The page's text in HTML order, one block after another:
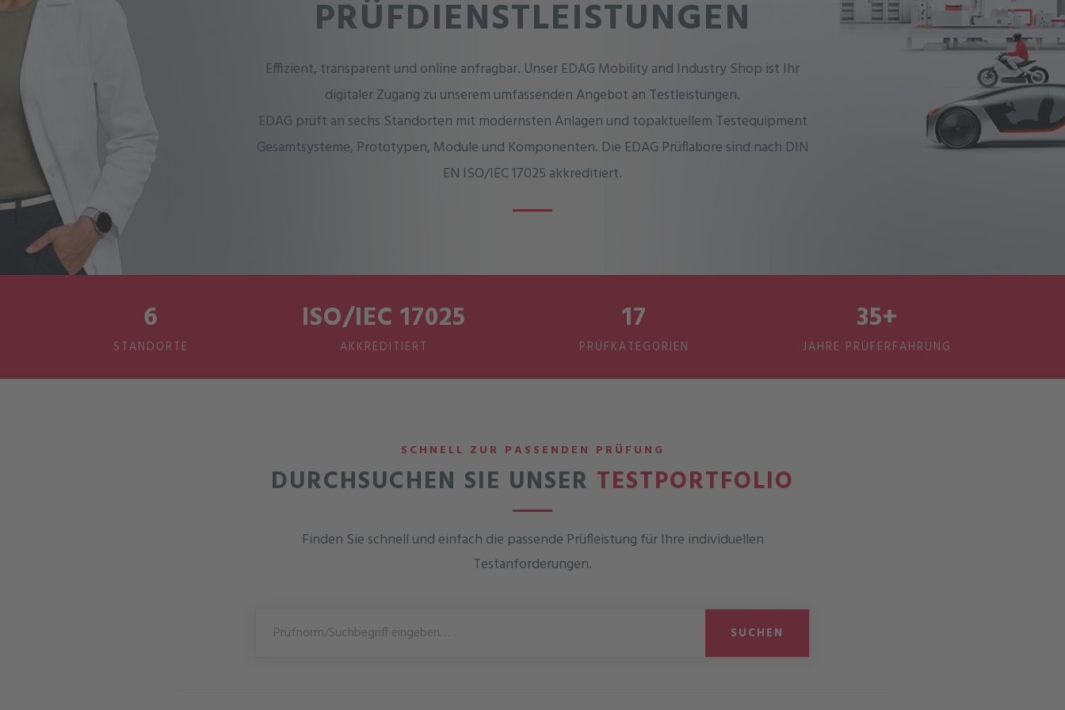
PRÜFDIENSTLEISTUNGEN
Effizient, transparent und online anfragbar. Unser EDAG Mobility and Industry Shop ist Ihr
digitaler Zugang zu unserem umfassenden Angebot an Testleistungen.
EDAG prüft an sechs Standorten mit modernsten Anlagen und topaktuellem Testequipment
Gesamtsysteme, Prototypen, Module und Komponenten. Die EDAG Prüflabore sind nach DIN
EN ISO/IEC 17025 akkreditiert.
6
STANDORTE
ISO/IEC 17025
AKKREDITIERT
17
PRÜFKATEGORIEN
35+
JAHRE PRÜFERFAHRUNG
SCHNELL ZUR PASSENDEN PRÜFUNG
DURCHSUCHEN SIE UNSER TESTPORTFOLIO
Finden Sie schnell und einfach die passende Prüfleistung für Ihre individuellen
Testanforderungen.
SUCHEN